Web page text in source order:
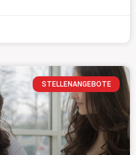
STELLENANGEBOTE